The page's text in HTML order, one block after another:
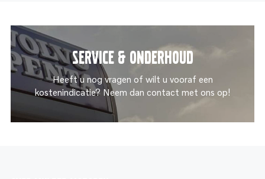
Service & onderhoud
Heeft u nog vragen of wilt u vooraf een
kostenindicatie? Neem dan contact met ons op!